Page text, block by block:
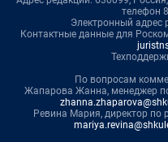
телефон
Электронный адрес
Контактные данные для
По вопросам
Жапарова Жанна, менеджер
Ревина Мария, директор по